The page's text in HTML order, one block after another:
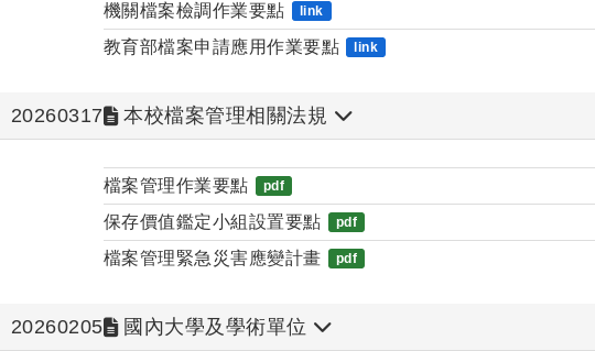
機關檔案檢調作業要點 link
教育部檔案申請應用作業要點 link
20260317 本校檔案管理相關法規
檔案管理作業要點 pdf
保存價值鑑定小組設置要點 pdf
檔案管理緊急災害應變計畫 pdf
20260205 國內大學及學術單位